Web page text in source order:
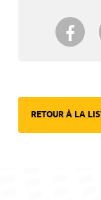
RETOUR À LA